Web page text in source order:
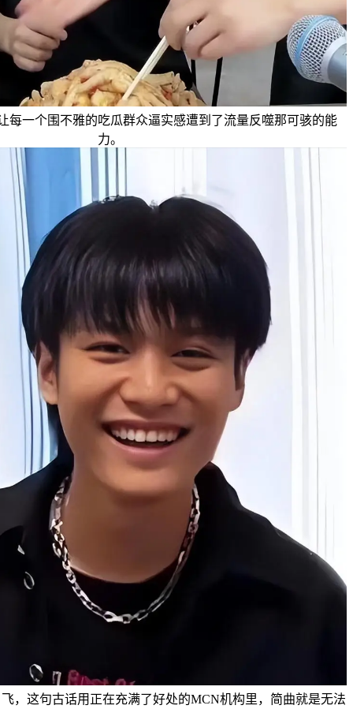
每一个围不雅的吃瓜群众逼实感遭到了流量反噬那可骇的能
力。
，这句古话用正在充满了好处的MCN机构里，简曲就是无法